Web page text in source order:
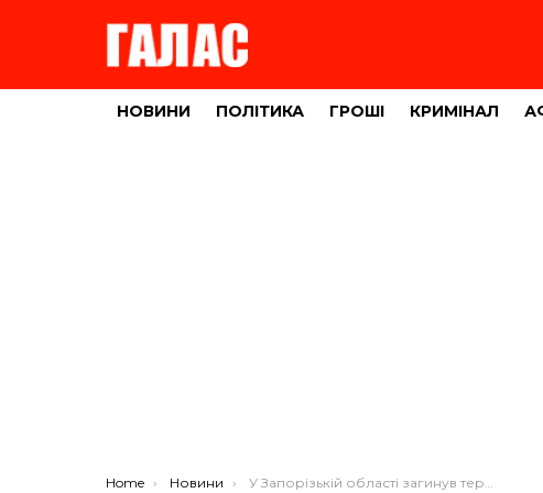
НОВИНИ ПОЛІТИКА ГРОШІ КРИМІНАЛ
You are here:
Home Новини У Запорізькій області загинув тернополянин Володимир Блажків